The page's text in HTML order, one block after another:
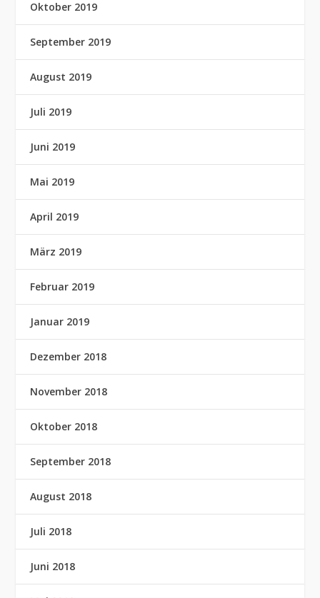
Oktober 2019
September 2019
August 2019
Juli 2019
Juni 2019
Mai 2019
April 2019
März 2019
Februar 2019
Januar 2019
Dezember 2018
November 2018
Oktober 2018
September 2018
August 2018
Juli 2018
Juni 2018